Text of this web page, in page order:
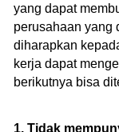
yang dapat
perusahaan yang
diharapkan
kerja dapat
berikutnya bisa
1. Tidak